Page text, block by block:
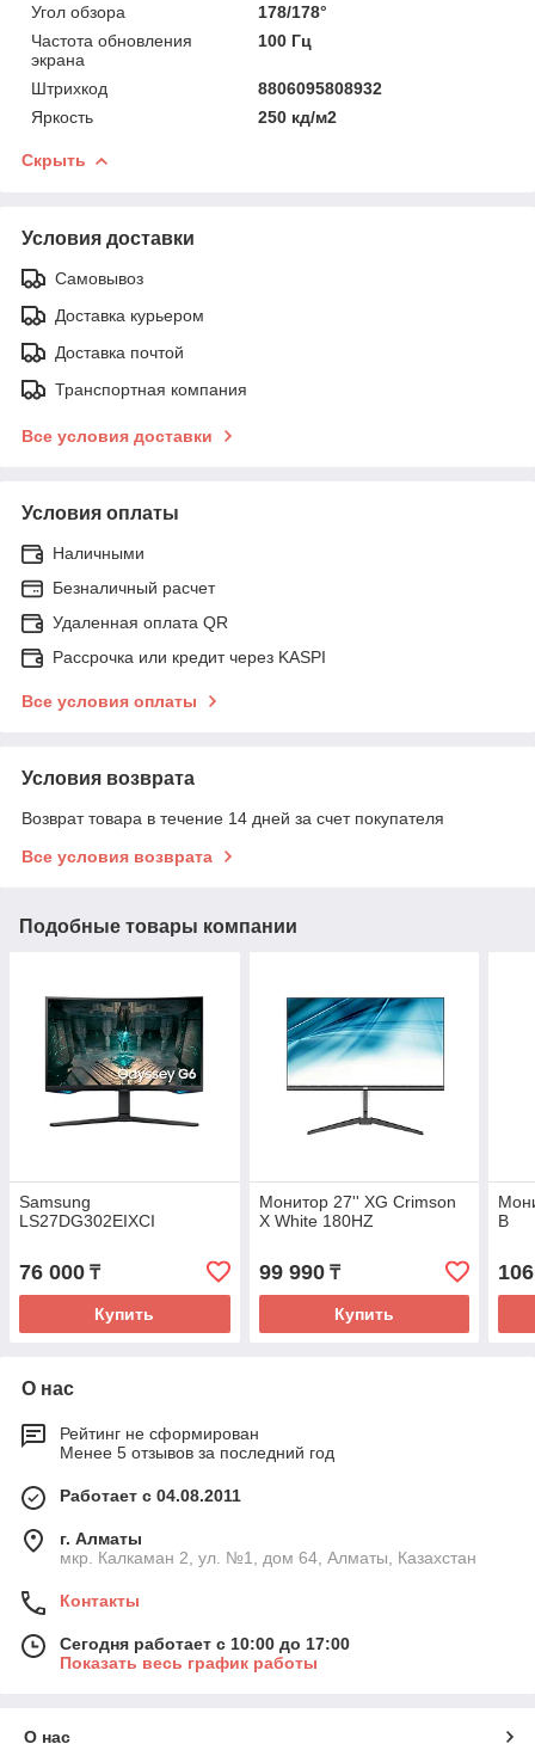
Угол обзора
178/178°
Частота обновления
экрана
100 Гц
Штрихкод
8806095808932
Яркость
250 кд/м2
Скрыть
Условия доставки
Самовывоз
Доставка курьером
Доставка почтой
Транспортная компания
Все условия доставки
Условия оплаты
Наличными
Безналичный расчет
Удаленная оплата QR
Рассрочка или кредит через KASPI
Все условия оплаты
Условия возврата
Возврат товара в течение 14 дней за счет покупателя
Все условия возврата
Подобные товары компании
Samsung
LS27DG302EIXCI
76 000 ₸
Купить
Монитор 27'' XG Crimson
X White 180HZ
99 990₸
Купить
B
О нас
Рейтинг не сформирован
Менее 5 отзывов за последний год
Работает с 04.08.2011
г. Алматы
мкр. Калкаман 2, ул. №1, дом 64, Алматы, Казахстан
Контакты
Сегодня работает с 10:00 до 17:00
Показать весь график работы
О нас